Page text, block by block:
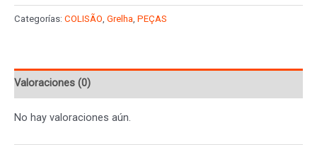
pára-
choques
B5
direita
Categorías: COLISÃO Grelha PEÇAS
Valoraciones (0)
No hay valoraciones aún.